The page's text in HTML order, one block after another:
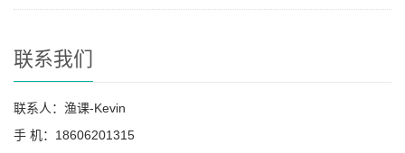
联系我们
联系人：渔课-Kevin
手 机：18606201315